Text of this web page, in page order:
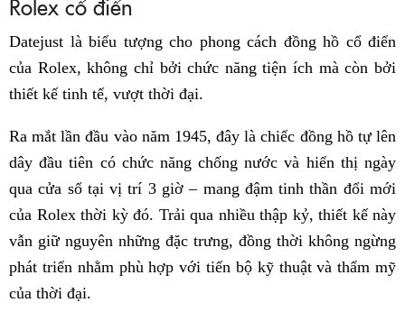
Rolex cổ điển
Datejust là biểu tượng cho phong cách đồng hồ cổ điển
của Rolex, không chỉ bởi chức năng tiện ích mà còn bởi
thiết kế tinh tế, vượt thời đại.
Ra mắt lần đầu vào năm 1945, đây là chiếc đồng hồ tự lên
dây đầu tiên có chức năng chống nước và hiển thị ngày
qua cửa sổ tại vị trí 3 giờ – mang đậm tinh thần đổi mới
của Rolex thời kỳ đó. Trải qua nhiều thập kỷ, thiết kế này
vẫn giữ nguyên những đặc trưng, đồng thời không ngừng
phát triển nhằm phù hợp với tiến bộ kỹ thuật và thẩm mỹ
của thời đại.